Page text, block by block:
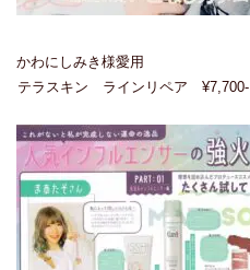
かわにしみき様愛用
テラスキン ラインリペア ¥7,700-